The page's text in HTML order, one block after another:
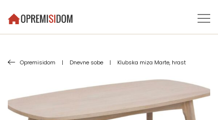
Opremisidom | Dnevne sobe | Klubska miza Marte, hrast